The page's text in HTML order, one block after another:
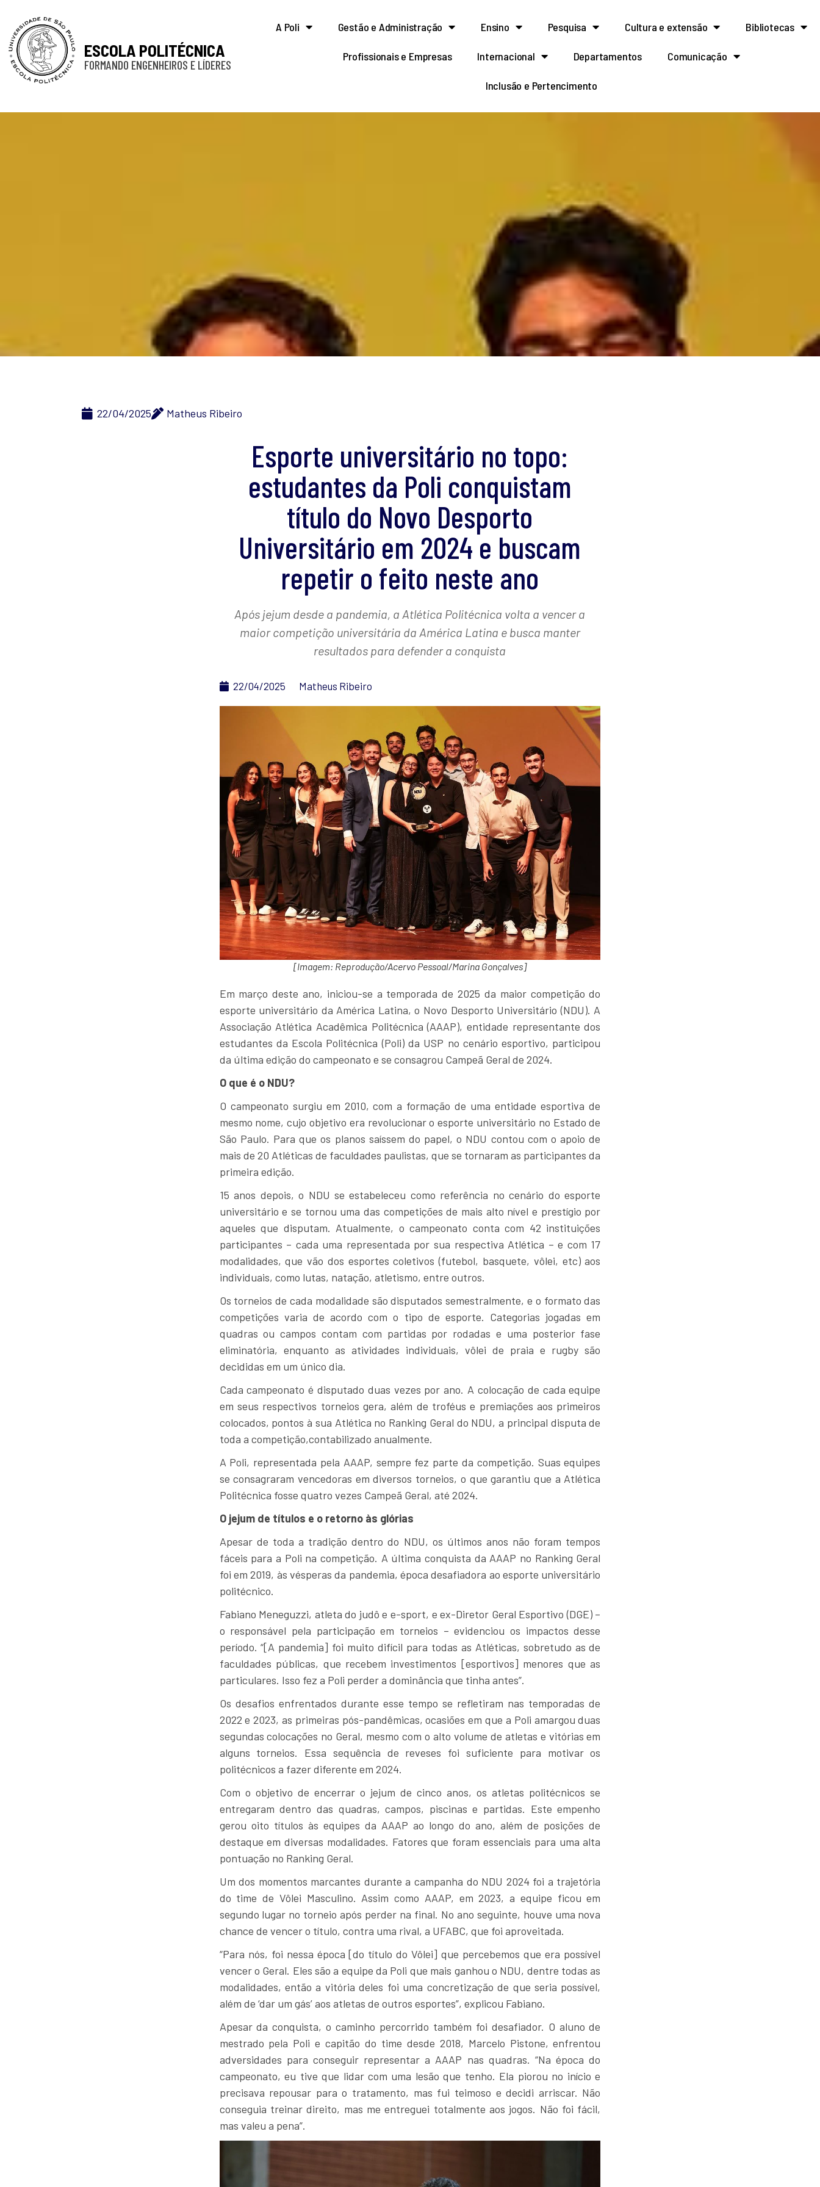
ESCOLA POLITÉCNICA
FORMANDO ENGENHEIROS E LÍDERES
A Poli Gestão e Administração Ensino Pesquisa Cultura e extensão Bibliotecas
Profissionais e Empresas Internacional Departamentos Comunicação
Inclusão e Pertencimento
22/04/2025 Matheus Ribeiro
Esporte universitário no topo:
estudantes da Poli conquistam
título do Novo Desporto
Universitário em 2024 e buscam
repetir o feito neste ano
Após jejum desde a pandemia, a Atlética Politécnica volta a vencer a
maior competição universitária da América Latina e busca manter
resultados para defender a conquista
22/04/2025 Matheus Ribeiro
[Imagem: Reprodução/Acervo Pessoal/Marina Gonçalves]
Em março deste ano, iniciou-se a temporada de 2025 da maior competição do
esporte universitário da América Latina, o Novo Desporto Universitário (NDU). A
Associação Atlética Acadêmica Politécnica (AAAP), entidade representante dos
estudantes da Escola Politécnica (Poli) da USP no cenário esportivo, participou
da última edição do campeonato e se consagrou Campeã Geral de 2024.
O que é o NDU?
O campeonato surgiu em 2010, com a formação de uma entidade esportiva de
mesmo nome, cujo objetivo era revolucionar o esporte universitário no Estado de
São Paulo. Para que os planos saíssem do papel, o NDU contou com o apoio de
mais de 20 Atléticas de faculdades paulistas, que se tornaram as participantes da
primeira edição.
15 anos depois, o NDU se estabeleceu como referência no cenário do esporte
universitário e se tornou uma das competições de mais alto nível e prestígio por
aqueles que disputam. Atualmente, o campeonato conta com 42 instituições
participantes – cada uma representada por sua respectiva Atlética – e com 17
modalidades, que vão dos esportes coletivos (futebol, basquete, vôlei, etc) aos
individuais, como lutas, natação, atletismo, entre outros.
Os torneios de cada modalidade são disputados semestralmente, e o formato das
competições varia de acordo com o tipo de esporte. Categorias jogadas em
quadras ou campos contam com partidas por rodadas e uma posterior fase
eliminatória, enquanto as atividades individuais, vôlei de praia e rugby são
decididas em um único dia.
Cada campeonato é disputado duas vezes por ano. A colocação de cada equipe
em seus respectivos torneios gera, além de troféus e premiações aos primeiros
colocados, pontos à sua Atlética no Ranking Geral do NDU, a principal disputa de
toda a competição,contabilizado anualmente.
A Poli, representada pela AAAP, sempre fez parte da competição. Suas equipes
se consagraram vencedoras em diversos torneios, o que garantiu que a Atlética
Politécnica fosse quatro vezes Campeã Geral, até 2024.
O jejum de títulos e o retorno às glórias
Apesar de toda a tradição dentro do NDU, os últimos anos não foram tempos
fáceis para a Poli na competição. A última conquista da AAAP no Ranking Geral
foi em 2019, às vésperas da pandemia, época desafiadora ao esporte universitário
politécnico.
Fabiano Meneguzzi, atleta do judô e e-sport, e ex-Diretor Geral Esportivo (DGE) –
o responsável pela participação em torneios – evidenciou os impactos desse
período. “[A pandemia] foi muito difícil para todas as Atléticas, sobretudo as de
faculdades públicas, que recebem investimentos [esportivos] menores que as
particulares. Isso fez a Poli perder a dominância que tinha antes”.
Os desafios enfrentados durante esse tempo se refletiram nas temporadas de
2022 e 2023, as primeiras pós-pandêmicas, ocasiões em que a Poli amargou duas
segundas colocações no Geral, mesmo com o alto volume de atletas e vitórias em
alguns torneios. Essa sequência de reveses foi suficiente para motivar os
politécnicos a fazer diferente em 2024.
Com o objetivo de encerrar o jejum de cinco anos, os atletas politécnicos se
entregaram dentro das quadras, campos, piscinas e partidas. Este empenho
gerou oito títulos às equipes da AAAP ao longo do ano, além de posições de
destaque em diversas modalidades. Fatores que foram essenciais para uma alta
pontuação no Ranking Geral.
Um dos momentos marcantes durante a campanha do NDU 2024 foi a trajetória
do time de Vôlei Masculino. Assim como AAAP, em 2023, a equipe ficou em
segundo lugar no torneio após perder na final. No ano seguinte, houve uma nova
chance de vencer o título, contra uma rival, a UFABC, que foi aproveitada.
“Para nós, foi nessa época [do título do Vôlei] que percebemos que era possível
vencer o Geral. Eles são a equipe da Poli que mais ganhou o NDU, dentre todas as
modalidades, então a vitória deles foi uma concretização de que seria possível,
além de ‘dar um gás’ aos atletas de outros esportes”, explicou Fabiano.
Apesar da conquista, o caminho percorrido também foi desafiador. O aluno de
mestrado pela Poli e capitão do time desde 2018, Marcelo Pistone, enfrentou
adversidades para conseguir representar a AAAP nas quadras. “Na época do
campeonato, eu tive que lidar com uma lesão que tenho. Ela piorou no início e
precisava repousar para o tratamento, mas fui teimoso e decidi arriscar. Não
conseguia treinar direito, mas me entreguei totalmente aos jogos. Não foi fácil,
mas valeu a pena”.